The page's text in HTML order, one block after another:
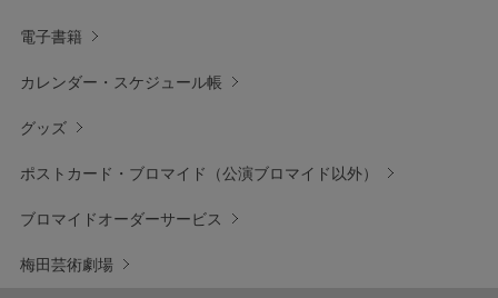
電子書籍
カレンダー・スケジュール帳
グッズ
ポストカード・ブロマイド（公演ブロマイド以外）
ブロマイドオーダーサービス
梅田芸術劇場